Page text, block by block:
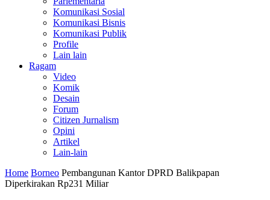
Komunikasi Sosial
Komunikasi Bisnis
Komunikasi Publik
Profile
Lain lain
Ragam
Video
Komik
Desain
Forum
Citizen Jurnalism
Opini
Artikel
Lain-lain
Home Borneo Pembangunan Kantor DPRD Balikpapan
Diperkirakan Rp231 Miliar